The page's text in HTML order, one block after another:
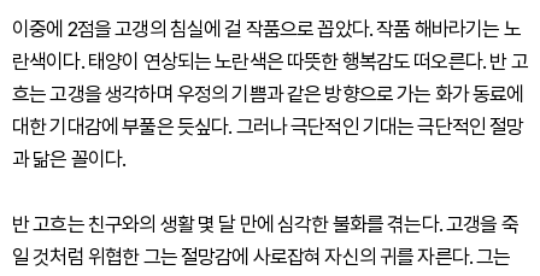
이중에 2점을 고갱의 침실에 걸 작품으로 꼽았다. 작품 해바라기는 노
란색이다. 태양이 연상되는 노란색은 따뜻한 행복감도 떠오른다. 반 고
흐는 고갱을 생각하며 우정의 기쁨과 같은 방향으로 가는 화가 동료에
대한 기대감에 부풀은 듯싶다. 그러나 극단적인 기대는 극단적인 절망
과 닮은 꼴이다.
반 고흐는 친구와의 생활 몇 달 만에 심각한 불화를 겪는다. 고갱을 죽
일 것처럼 위협한 그는 절망감에 사로잡혀 자신의 귀를 자른다. 그는